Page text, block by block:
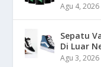
Agu 4, 2026
Sepatu
Di Luar
Agu 3, 2026